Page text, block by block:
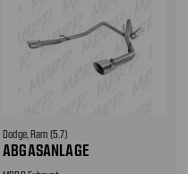
Dodge, Ram (5.7)
ABGASANLAGE